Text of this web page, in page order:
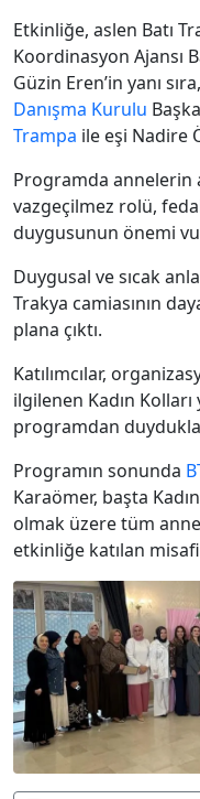
Etkinliğe, aslen Batı
Koordinasyon Ajansı
Güzin Eren’in yanı
Danışma Kurulu
Trampa ile eşi Nadire
Programda annelerin
vazgeçilmez rolü,
duygusunun önemi
Duygusal ve sıcak
Trakya camiasının
plana çıktı.
Katılımcılar,
ilgilenen Kadın
programdan
Programın sonunda
Karaömer, başta
olmak üzere tüm
etkinliğe katılan